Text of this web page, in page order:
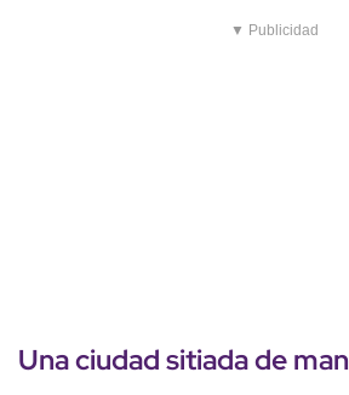
▼ Publicidad
Una ciudad sitiada de